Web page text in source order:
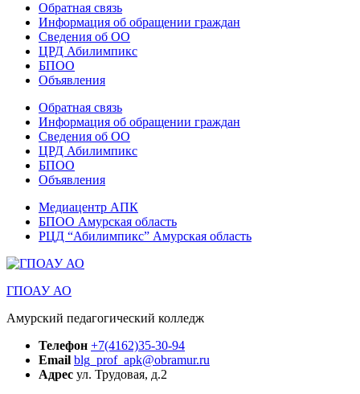
Обратная связь
Информация об обращении граждан
Сведения об ОО
ЦРД Абилимпикс
БПОО
Объявления
Обратная связь
Информация об обращении граждан
Сведения об ОО
ЦРД Абилимпикс
БПОО
Объявления
Медиацентр АПК
БПОО Амурская область
РЦД “Абилимпикс” Амурская область
ГПОАУ АО
Амурский педагогический колледж
Телефон +7(4162)35-30-94
Email blg_prof_apk@obramur.ru
Адрес ул. Трудовая, д.2